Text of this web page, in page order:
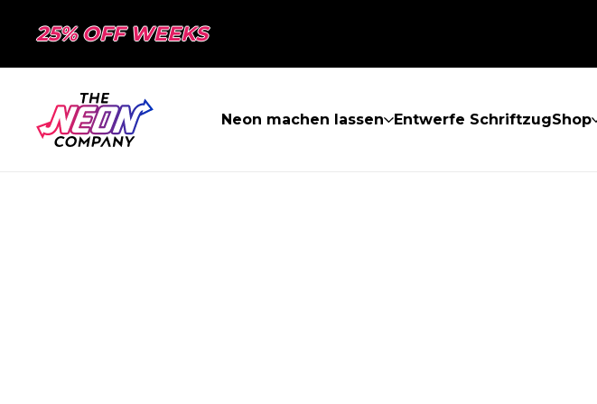
25% OFF WEEKS
Neon machen lassen Entwerfe SchriftzugShop